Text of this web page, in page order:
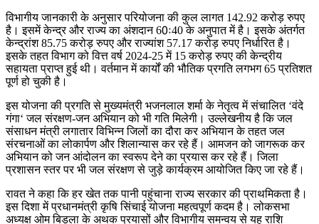
विभागीय जानकारी के अनुसार परियोजना की कुल लागत 142.92 करोड़ रुपए
है। इसमें केन्द्र और राज्य का अंशदान 60ः40 के अनुपात में है। इसके अंतर्गत
केन्द्रांश 85.75 करोड़ रुपए और राज्यांश 57.17 करोड़ रुपए निर्धारित है।
इसके तहत विभाग को वित्त वर्ष 2024-25 में 15 करोड़ रुपए की केन्द्रीय
सहायता प्राप्त हुई थी। वर्तमान में कार्यों की भौतिक प्रगति लगभग 65 प्रतिशत
पूर्ण हो चुकी है।
इस योजना की प्रगति से मुख्यमंत्री भजनलाल शर्मा के नेतृत्व में संचालित ‘वंदे
गंगा‘ जल संरक्षण-जन अभियान को भी गति मिलेगी। उल्लेखनीय है कि जल
संसाधन मंत्री लगातार विभिन्न जिलों का दौरा कर अभियान के तहत जल
संरचनाओं का लोकार्पण और शिलान्यास कर रहे हैं। आमजन को जागरूक कर
अभियान को जन आंदोलन का स्वरूप देने का प्रयास कर रहे हैं। जिला
प्रशासन स्तर पर भी जल संरक्षण से जुड़े कार्यक्रम आयोजित किए जा रहे हैं।
रावत ने कहा कि हर खेत तक पानी पहुंचाना राज्य सरकार की प्राथमिकता है।
इस दिशा में प्रधानमंत्री कृषि सिंचाई योजना महत्वपूर्ण कदम है। लोकसभा
अध्यक्ष ओम बिड़ला के अथक प्रयासों और विभागीय समन्वय से यह राशि